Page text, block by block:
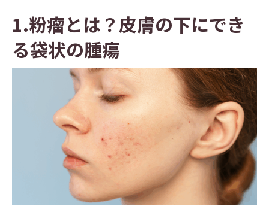
1.粉瘤とは？皮膚の下にでき
る袋状の腫瘍